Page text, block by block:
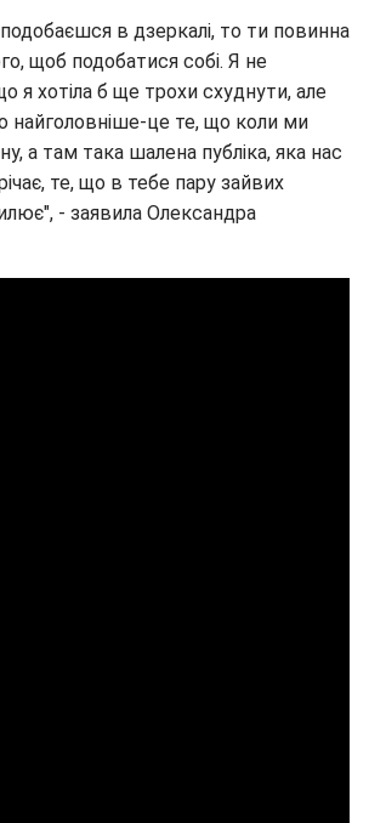
в дзеркалі, то ти повинна
щоб подобатися собі. Я не
я хотіла б ще трохи схуднути, але
найголовніше-це те, що коли ми
а там така шалена публіка, яка нас
те, що в тебе пару зайвих
- заявила Олександра